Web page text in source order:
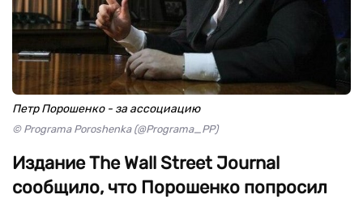
Петр Порошенко - за ассоциацию
© Programa Poroshenka (@Programa_PP)
Издание The Wall Street Journal
сообщило, что Порошенко попросил